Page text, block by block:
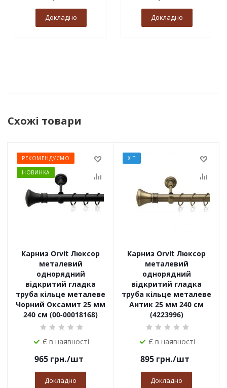
Докладно Докладно
Схожі товари
РЕКОМЕНДУЄМО
НОВИНКА
Карниз Orvit Люксор
металевий
однорядний
відкритий гладка
труба кільце металеве
Чорний Оксамит 25 мм
240 см (00-00018168)
Є в наявності
965грн./шт
Докладно
ХІТ
Карниз Orvit Люксор
металевий
однорядний
відкритий гладка
труба кільце металеве
Антик 25 мм 240 см
(4223996)
Є в наявності
895грн./шт
Докладно